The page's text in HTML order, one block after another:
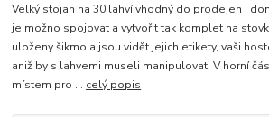
Velký stojan na 30 lahví vhodný do prodejen i
je možno spojovat a vytvořit tak komplet na
uloženy šikmo a jsou vidět jejich etikety, vaši
aniž by s lahvemi museli manipulovat. V horní
místem pro ... celý popis